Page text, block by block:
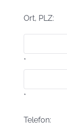
Ort, PLZ:
*
*
Telefon: